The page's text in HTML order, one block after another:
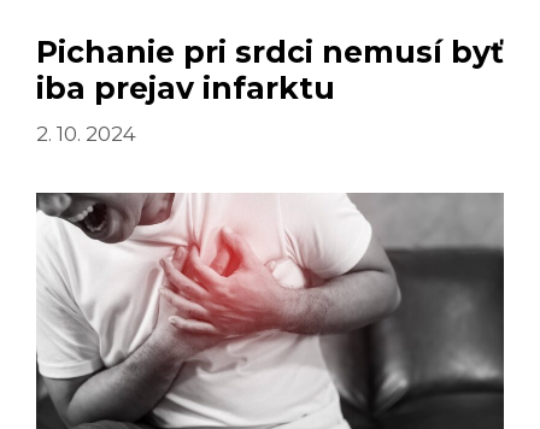
Pichanie pri srdci nemusí byť
iba prejav infarktu
2. 10. 2024